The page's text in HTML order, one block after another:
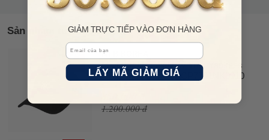
Sản phẩm tương tự
29%
OFF
MLB KOREA
Mũ MLB Unisex New York Yankees
CP77 Màu Đen - 3ACP7701NK0010
1.200.000 đ
GIẢM TRỰC TIẾP VÀO ĐƠN HÀNG
Email
LẤY MÃ GIẢM GIÁ